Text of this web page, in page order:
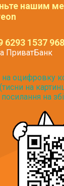
нашим
6293 1537
ПриватБанк
на оцифровку
(тисни на
посилання на